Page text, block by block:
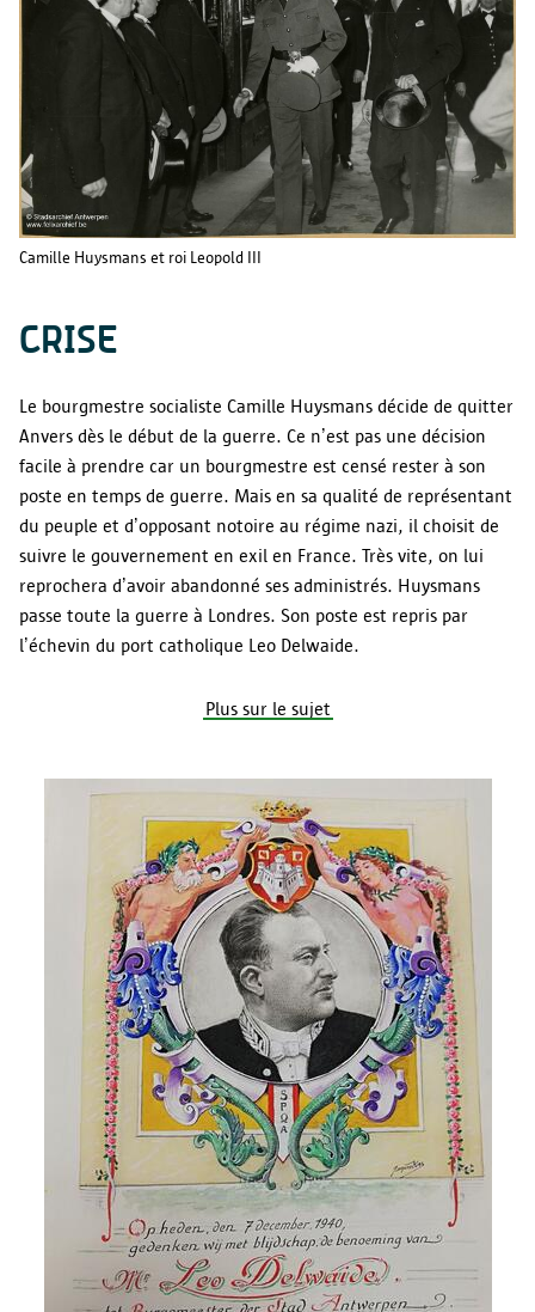
Camille Huysmans et roi Leopold III
CRISE
Le bourgmestre socialiste Camille Huysmans décide de quitter
Anvers dès le début de la guerre. Ce n’est pas une décision
facile à prendre car un bourgmestre est censé rester à son
poste en temps de guerre. Mais en sa qualité de représentant
du peuple et d’opposant notoire au régime nazi, il choisit de
suivre le gouvernement en exil en France. Très vite, on lui
reprochera d’avoir abandonné ses administrés. Huysmans
passe toute la guerre à Londres. Son poste est repris par
l’échevin du port catholique Leo Delwaide.
Plus sur le sujet